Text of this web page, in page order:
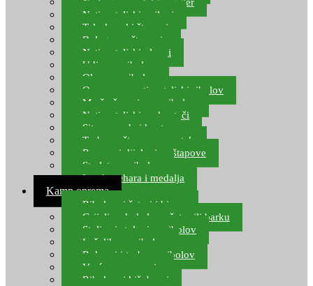
Natjecateljski najloni
Teleskopski štapovi
Bolognese štapovi
Natjecateljski plovci
Udice za ribolov
Olovo za ribolov
Oprema za natjecateljski ribolov
Mreže čuvarice za ribolov
Natjecateljski podmetači
Sito, posude i kante
Torbe za štapove – match
Rezervni dijelovi za štapove
Starlete za ribolov
Izrada pehara i medalja
Kamp oprema
Ribolovni šatori i bivvy
Grijalice, kuhala za šator ili barku
Stolice i stolovi za ribolov
Ležaljke za ribolov
Ruksaci i torbe za ribolov
Vreće za spavanje
Ribolovni kišobrani